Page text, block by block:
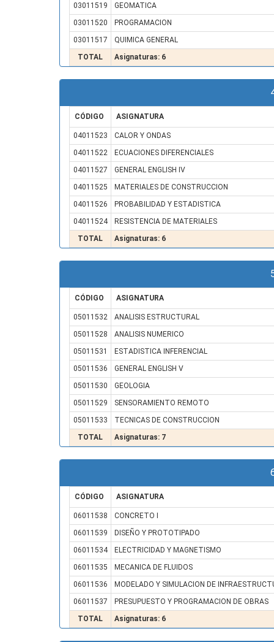
03011519
GEOMATICA
03011520
PROGRAMACION
03011517
QUIMICA GENERAL
TOTAL
Asignaturas: 6
CÓDIGO ASIGNATURA
04011523
CALOR Y ONDAS
04011522
ECUACIONES DIFERENCIALES
04011527
GENERAL ENGLISH IV
04011525
MATERIALES DE CONSTRUCCION
04011526
PROBABILIDAD Y ESTADISTICA
04011524
RESISTENCIA DE MATERIALES
TOTAL
Asignaturas: 6
CÓDIGO ASIGNATURA
05011532
ANALISIS ESTRUCTURAL
05011528
ANALISIS NUMERICO
05011531
ESTADISTICA INFERENCIAL
05011536
GENERAL ENGLISH V
05011530
GEOLOGIA
05011529
SENSORAMIENTO REMOTO
05011533
TECNICAS DE CONSTRUCCION
TOTAL
Asignaturas: 7
CÓDIGO ASIGNATURA
06011538
CONCRETO I
06011539
DISEÑO Y PROTOTIPADO
06011534
ELECTRICIDAD Y MAGNETISMO
06011535
MECANICA DE FLUIDOS
06011536
MODELADO Y SIMULACION DE
06011537
PRESUPUESTO Y PROGRAMACION DE OBRAS
TOTAL
Asignaturas: 6